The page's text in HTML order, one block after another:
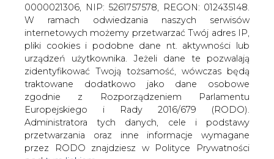
ZALOGUJ SIĘ
0000021306, NIP: 5261757578, REGON: 012435148.
W ramach odwiedzania naszych serwisów
internetowych możemy przetwarzać Twój adres IP,
pliki cookies i podobne dane nt. aktywności lub
urządzeń użytkownika. Jeżeli dane te pozwalają
zidentyfikować Twoją tożsamość, wówczas będą
traktowane dodatkowo jako dane osobowe
zgodnie z Rozporządzeniem Parlamentu
Europejskiego i Rady 2016/679 (RODO).
Administratora tych danych, cele i podstawy
przetwarzania oraz inne informacje wymagane
przez RODO znajdziesz w Polityce Prywatności